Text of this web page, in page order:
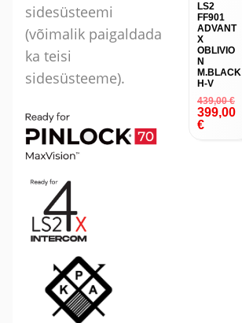
sidesüsteemi
(võimalik paigaldada
ka teisi
sidesüsteeme).
LS2
FF901
ADVANT
X
OBLIVIO
N
M.BLACK
H-V
439,00€
399,00
€